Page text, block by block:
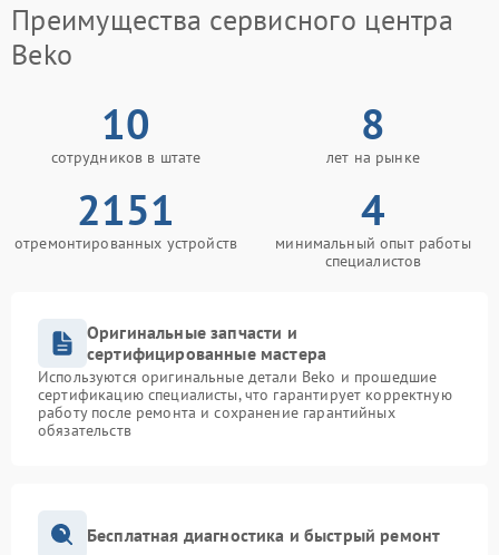
Преимущества сервисного центра
Beko
10
сотрудников в штате
8
лет на рынке
2151
отремонтированных устройств
4
минимальный опыт работы
специалистов
Оригинальные запчасти и
сертифицированные мастера
Используются оригинальные детали Beko и прошедшие
сертификацию специалисты, что гарантирует корректную
работу после ремонта и сохранение гарантийных
обязательств
Бесплатная диагностика и быстрый ремонт